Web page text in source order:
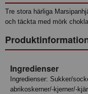
Tre stora härliga
och täckta med mörk
Ingredienser
abrikoskerner/-kjerner/-